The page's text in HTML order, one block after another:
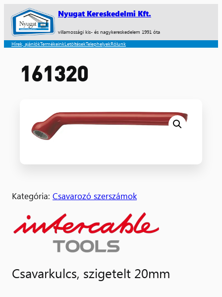
Nyugat Kereskedelmi Kft.
villamossági kis- és nagykereskedelem 1991 óta
Hírek, ajánlókTermékeinkLetöltésekTelephelyekRólunk
161320
Kategória: Csavarozó szerszámok
Csavarkulcs, szigetelt 20mm